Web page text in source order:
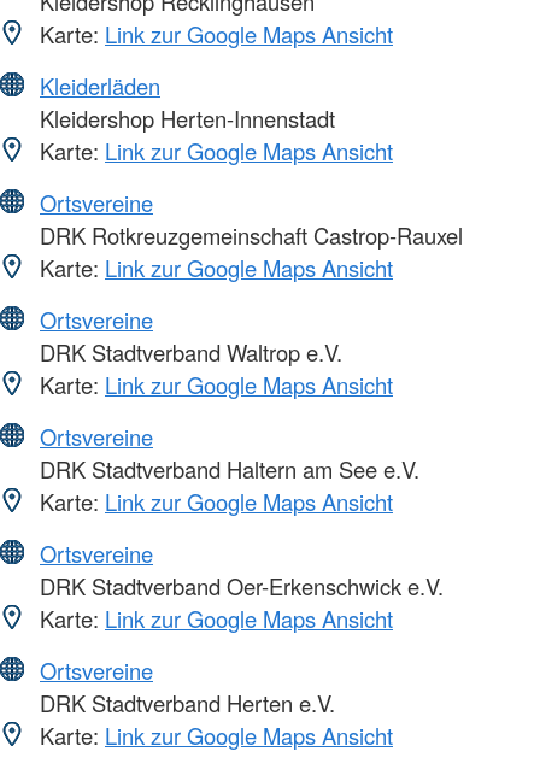
Karte: Link zur Google Maps Ansicht
Kleiderläden
Kleidershop Herten-Innenstadt
Karte: Link zur Google Maps Ansicht
Ortsvereine
DRK Rotkreuzgemeinschaft Castrop-Rauxel
Karte: Link zur Google Maps Ansicht
Ortsvereine
DRK Stadtverband Waltrop e.V.
Karte: Link zur Google Maps Ansicht
Ortsvereine
DRK Stadtverband Haltern am See e.V.
Karte: Link zur Google Maps Ansicht
Ortsvereine
DRK Stadtverband Oer-Erkenschwick e.V.
Karte: Link zur Google Maps Ansicht
Ortsvereine
DRK Stadtverband Herten e.V.
Karte: Link zur Google Maps Ansicht